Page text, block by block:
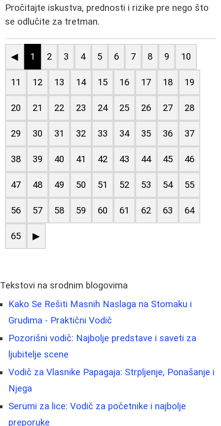
Pročitajte iskustva, prednosti i rizike pre nego što
se odlučite za tretman.
◀ 1 2 3 4 5 6 7 8 9 10
11 12 13 14 15 16 17 18 19
20 21 22 23 24 25 26 27 28
29 30 31 32 33 34 35 36 37
38 39 40 41 42 43 44 45 46
47 48 49 50 51 52 53 54 55
56 57 58 59 60 61 62 63 64
65 ▶
Tekstovi na srodnim blogovima
Kako Se Rešiti Masnih Naslaga na Stomaku i
Grudima - Praktični Vodič
Pozorišni vodič: Najbolje predstave i saveti za
ljubitelje scene
Vodič za Vlasnike Papagaja: Strpljenje, Ponašanje i
Njega
Serumi za lice: Vodič za početnike i najbolje
preporuke